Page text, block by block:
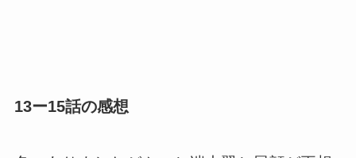
13ー15話の感想